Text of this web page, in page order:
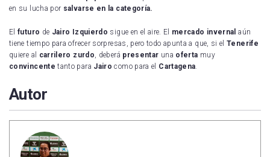
en su lucha por salvarse en la categoría.
Elfuturo de Jairo Izquierdo sigue en el aire. El mercado invernalaún
tiene tiempo para ofrecer sorpresas, pero todo apunta a que, si elTenerife
quiere al carrilero zurdo, deberá presentar una oferta muy
convincentetanto para Jairocomo para el Cartagena.
Autor